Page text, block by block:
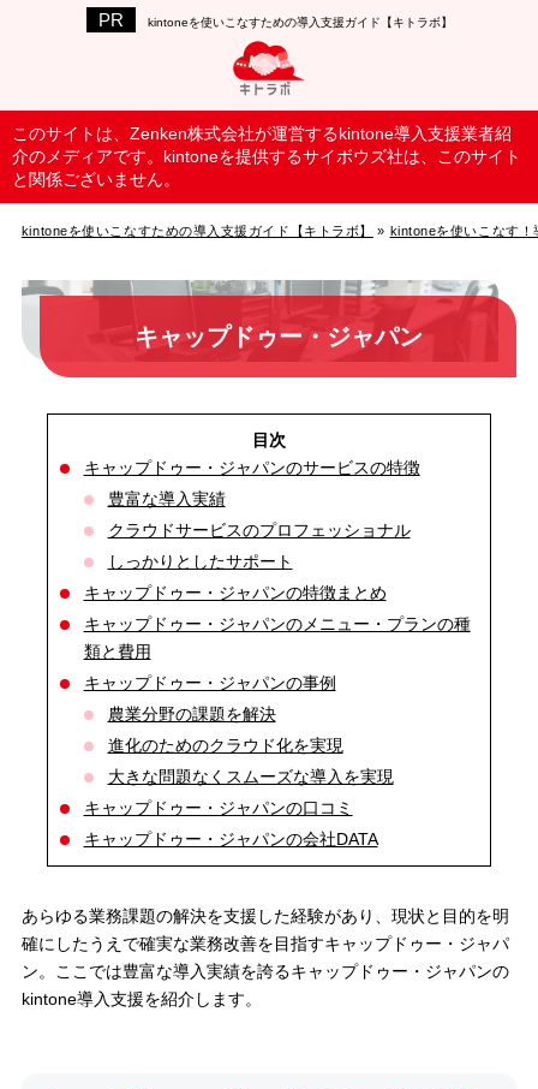
kintoneを使いこなすための導入支援ガイド【キトラボ】
このサイトは、Zenken株式会社が運営するkintone導入支援業者紹
介のメディアです。kintoneを提供するサイボウズ社は、このサイト
と関係ございません。
kintoneを使いこなすための導入支援ガイド【キトラボ】 » kintoneを使いこなす！
キャップドゥー・ジャパン
キャップドゥー・ジャパンのサービスの特徴
豊富な導入実績
クラウドサービスのプロフェッショナル
しっかりとしたサポート
キャップドゥー・ジャパンの特徴まとめ
キャップドゥー・ジャパンのメニュー・プランの種
類と費用
キャップドゥー・ジャパンの事例
農業分野の課題を解決
進化のためのクラウド化を実現
大きな問題なくスムーズな導入を実現
キャップドゥー・ジャパンの口コミ
キャップドゥー・ジャパンの会社DATA
あらゆる業務課題の解決を支援した経験があり、現状と目的を明
確にしたうえで確実な業務改善を目指すキャップドゥー・ジャパ
ン。ここでは豊富な導入実績を誇るキャップドゥー・ジャパンの
kintone導入支援を紹介します。